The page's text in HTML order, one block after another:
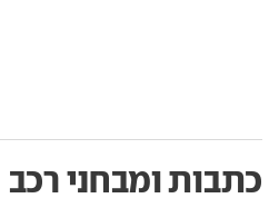
כתבות ומבחני רכב